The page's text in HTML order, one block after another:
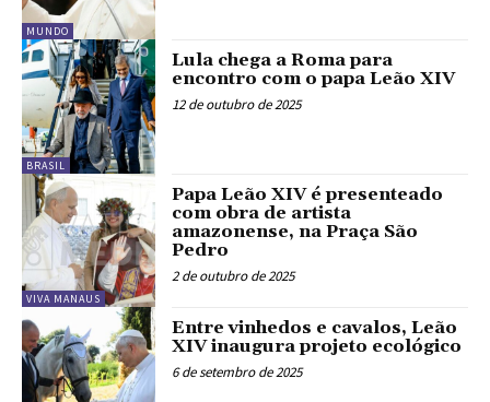
MUNDO
BRASIL
Lula chega a Roma para
encontro com o papa Leão XIV
12 de outubro de 2025
VIVA MANAUS
Papa Leão XIV é presenteado
com obra de artista
amazonense, na Praça São
Pedro
2 de outubro de 2025
Entre vinhedos e cavalos, Leão
XIV inaugura projeto ecológico
6 de setembro de 2025